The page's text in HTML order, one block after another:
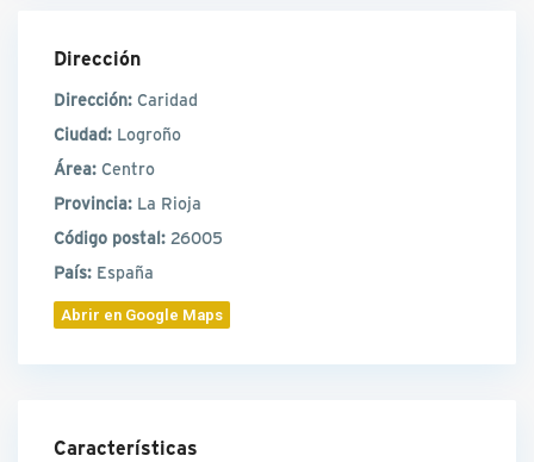
Dirección
Dirección: Caridad
Ciudad: Logroño
Área: Centro
Provincia: La Rioja
Código postal: 26005
País: España
Abrir en Google Maps
Características